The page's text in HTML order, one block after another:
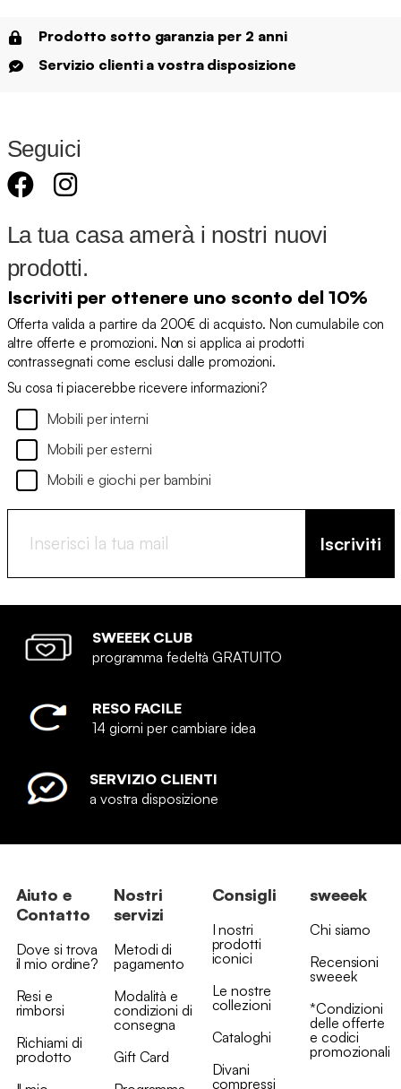
Prodotto sotto garanzia per 2 anni
Servizio clienti a vostra disposizione
Seguici
La tua casa amerà i nostri nuovi
prodotti.
Iscriviti per ottenere uno sconto del 10%
Offerta valida a partire da 200€ di acquisto. Non cumulabile con
altre offerte e promozioni. Non si applica ai prodotti
contrassegnati come esclusi dalle promozioni.
Su cosa ti piacerebbe ricevere informazioni?
Mobili per interni
Mobili per esterni
Mobili e giochi per bambini
Iscriviti
SWEEEK CLUB
programma fedeltà GRATUITO
RESO FACILE
14 giorni per cambiare idea
SERVIZIO CLIENTI
a vostra disposizione
Aiuto e
Contatto
Dove si trova
il mio ordine?
Resi e
rimborsi
Richiami di
prodotto
Nostri
servizi
Metodi di
pagamento
Modalità e
condizioni di
consegna
Gift Card
Consigli
I nostri
prodotti
iconici
Le nostre
collezioni
Cataloghi
Divani
compressi
sweeek
Chi siamo
Recensioni
sweeek
*Condizioni
delle offerte
e codici
promozionali